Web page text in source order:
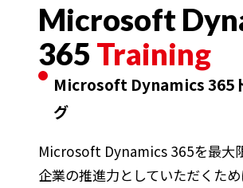
Microsoft
365 Training
Microsoft Dynamics 365
グ
Microsoft Dynamics 365を最大
企業の推進力としていただくため